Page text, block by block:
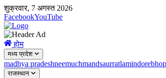
शुक्रवार, 7 अगस्त 2026
FacebookYouTube
होम
मध्य प्रदेश
madhya pradeshneemuchmandsaurratlamindore
राजस्थान